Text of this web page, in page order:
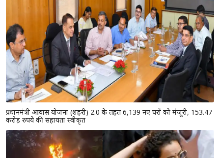
प्रधानमंत्री आवास योजना (शहरी) 2.0 के तहत 6,139 नए घरों को मंजूरी, 153.47
करोड़ रुपये की सहायता स्वीकृत